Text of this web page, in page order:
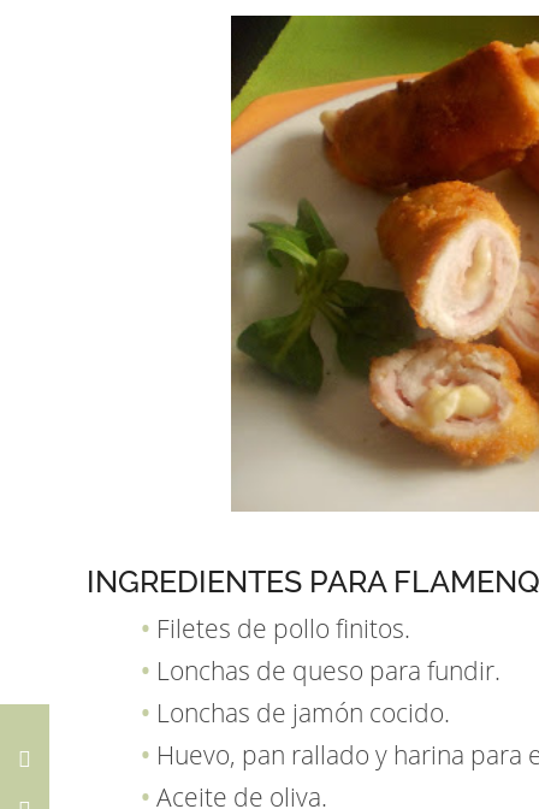
INGREDIENTES PARA
Filetes de pollo finitos.
Lonchas de queso para fundir.
Lonchas de jamón cocido.
Huevo, pan rallado y harina para
Aceite de oliva.